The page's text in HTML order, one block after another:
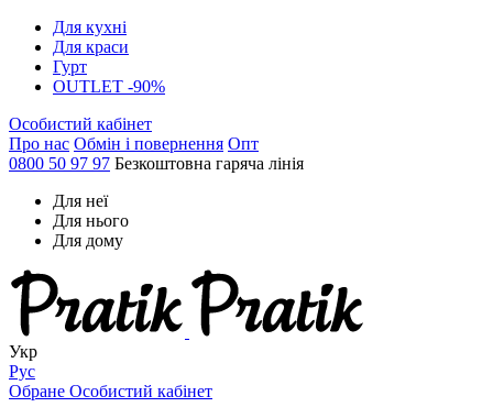
Для кухні
Для краси
Гурт
OUTLET -90%
Особистий кабінет
Про нас Обмін і повернення Опт
0800 50 97 97 Безкоштовна гаряча лінія
Для неї
Для нього
Для дому
Укр
Рус
Обране Особистий кабінет